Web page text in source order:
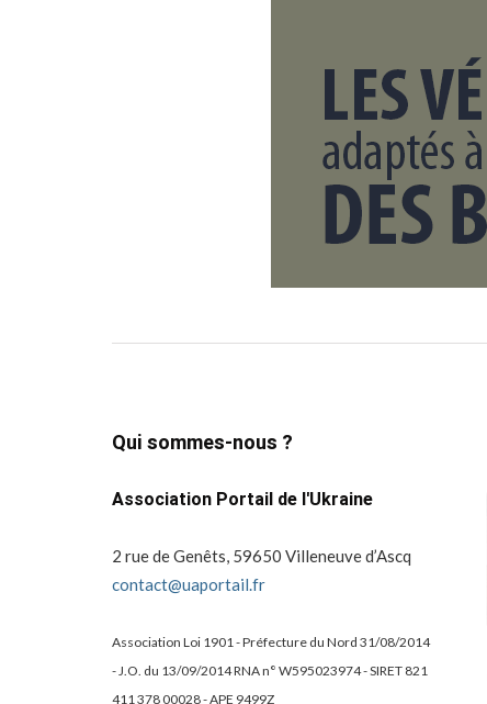
Qui sommes-nous ?
Association Portail de l'Ukraine
2 rue de Genêts, 59650 Villeneuve d’Ascq
contact@uaportail.fr
Association Loi 1901 - Préfecture du Nord 31/08/2014
- J.O. du 13/09/2014 RNA n° W595023974 - SIRET 821
411 378 00028 - APE 9499Z
actualité dons